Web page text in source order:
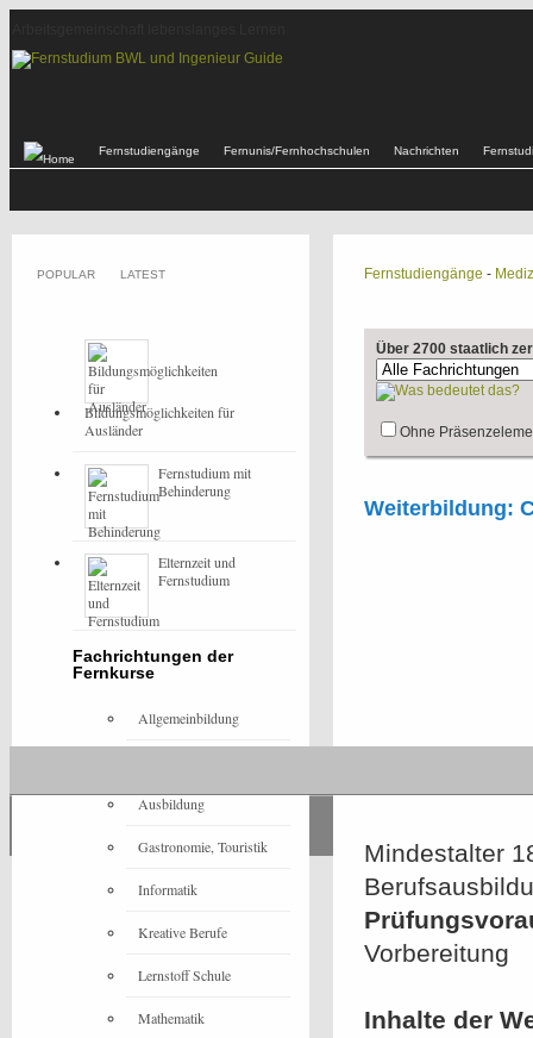
Fernstudiengänge Fernunis/Fernhochschulen Nachrichten
Fernstudiengänge -
Über 2700 staatlich
Ohne
Weiterbildung:
Mindestalter
Vorbereitung
Inhalte der
POPULAR LATEST
Bildungsmöglichkeiten für
Ausländer
Fernstudium mit
Behinderung
Elternzeit und
Fernstudium
Fachrichtungen der
Fernkurse
Allgemeinbildung
Ausbildung
Gastronomie, Touristik
Informatik
Kreative Berufe
Lernstoff Schule
Mathematik